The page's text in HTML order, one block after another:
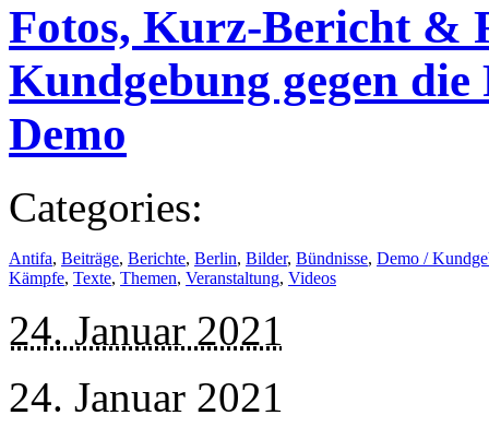
Fotos, Kurz-Bericht &
Kundgebung gegen
Demo
Categories:
Antifa, Beiträge, Berichte, Berlin, Bilder, Bündnisse, Demo /
Kämpfe, Texte, Themen, Veranstaltung, Videos
24. Januar 2021
24. Januar 2021